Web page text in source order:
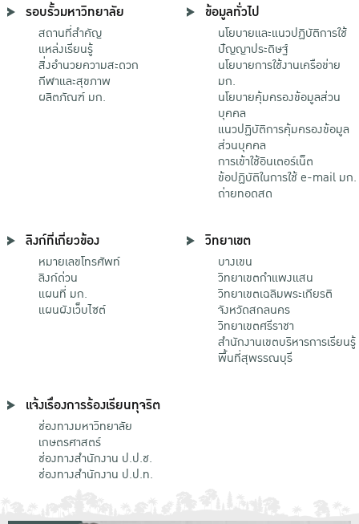
รอบรั้วมหาวิทยาลัย
สถานที่สำคัญ
แหล่งเรียนรู้
สิ่งอำนวยความสะดวก
กีฬาและสุขภาพ
ผลิตภัณฑ์ มก.
ข้อมูลทั่วไป
นโยบายและแนวปฏิบัติการใช้
ปัญญาประดิษฐ์
นโยบายการใช้งานเครือข่าย
มก.
นโยบายคุ้มครองข้อมูลส่วน
บุคคล
แนวปฏิบัติการคุ้มครองข้อมูล
ส่วนบุคคล
การเข้าใช้อินเตอร์เน็ต
ข้อปฏิบัติในการใช้ e-mail มก.
ถ่ายทอดสด
ลิงก์ที่เกี่ยวข้อง
หมายเลขโทรศัพท์
ลิงก์ด่วน
แผนที่ มก.
แผนผังเว็บไซต์
วิทยาเขต
บางเขน
วิทยาเขตกําแพงแสน
วิทยาเขตเฉลิมพระเกียรติ
จังหวัดสกลนคร
วิทยาเขตศรีราชา
สำนักงานเขตบริหารการเรียนรู้
พื้นที่สุพรรณบุรี
แจ้งเรื่องการร้องเรียนทุจริต
ช่องทางมหาวิทยาลัย
เกษตรศาสตร์
ช่องทางสำนักงาน ป.ป.ช.
ช่องทางสำนักงาน ป.ป.ท.